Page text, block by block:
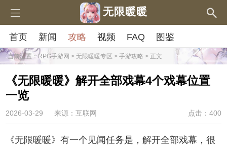
无限暖暖
首页 新闻 攻略 视频 FAQ 图鉴
当前位置：RPG手游网 > 无限暖暖专区 > 手游攻略 > 正文
《无限暖暖》解开全部戏幕4个戏幕位置
一览
2026-03-29 来源：互联网 点击：400
《无限暖暖》有一个见闻任务是，解开全部戏幕，很